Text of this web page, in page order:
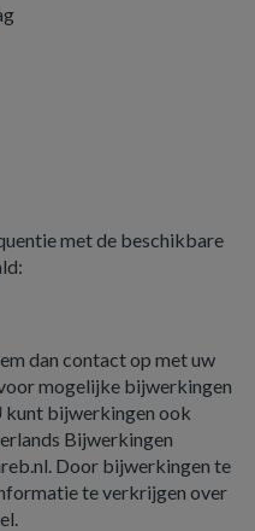
met de beschikbare
dan contact op met uw
mogelijke bijwerkingen
kunt bijwerkingen ook
Bijwerkingen
Door bijwerkingen te
te verkrijgen over